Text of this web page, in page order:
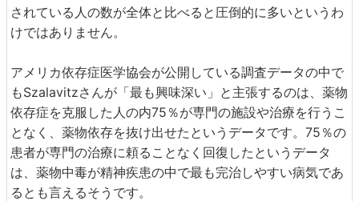
されている人の数が全体と比べると圧倒的に多いというわ
けではありません。
アメリカ依存症医学協会が公開している調査データの中で
もSzalavitzさんが「最も興味深い」と主張するのは、薬物
依存症を克服した人の内75％が専門の施設や治療を行うこ
となく、薬物依存を抜け出せたというデータです。75％の
患者が専門の治療に頼ることなく回復したというデータ
は、薬物中毒が精神疾患の中で最も完治しやすい病気であ
るとも言えるそうです。